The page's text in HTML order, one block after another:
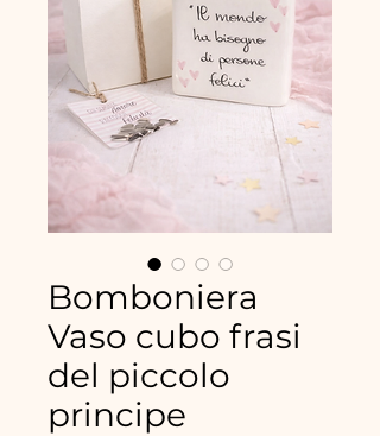
Bomboniera
Vaso cubo frasi
del piccolo
principe